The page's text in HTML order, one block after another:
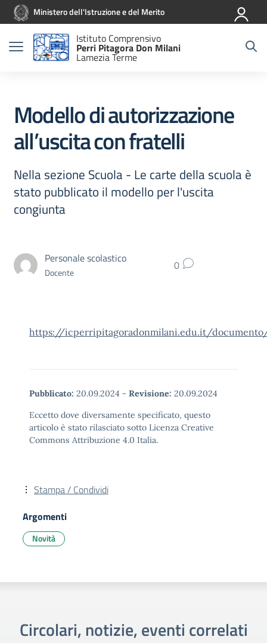
Vai ai contenuti
Vai al menu di navigazione
Vai al footerMinistero dell'Istruzione e del Merito
Istituto Comprensivo
Perri Pitagora Don Milani
Lamezia Terme
Modello di autorizzazione
all’uscita con fratelli
Nella sezione Scuola - Le carte della scuola è
stato pubblicato il modello per l'uscita
congiunta
Personale scolastico
Docente 0
https://icperripitagoradonmilani.edu.it/
Pubblicato: 20.09.2024 - Revisione: 20.09.2024
Eccetto dove diversamente specificato, questo
articolo è stato rilasciato sotto Licenza Creative
Commons Attribuzione 4.0 Italia.
Stampa / Condividi
Argomenti
Novità
Circolari, notizie, eventi correlati